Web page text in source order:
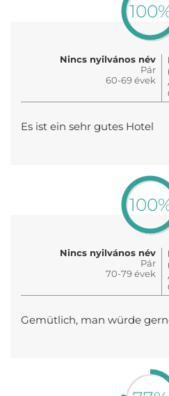
Nincs nyilvános név
Pár
60-69 évek
Es ist ein sehr gutes Hotel
Nincs nyilvános név
Pár
70-79 évek
Gemütlich, man würde